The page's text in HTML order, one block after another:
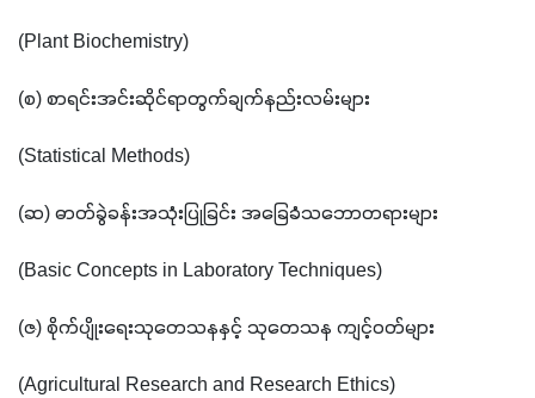
(Plant Biochemistry)
(စ) စာရင်းအင်းဆိုင်ရာတွက်ချက်နည်းလမ်းများ
(Statistical Methods)
(ဆ) ဓာတ်ခွဲခန်းအသုံးပြုခြင်း အ​ခြေခံသဘောတရားများ
(Basic Concepts in Laboratory Techniques)
(ဇ) စိုက်ပျိုးရေးသုတေသနနှင့် သုတေသန ကျင့်ဝတ်များ
(Agricultural Research and Research Ethics)